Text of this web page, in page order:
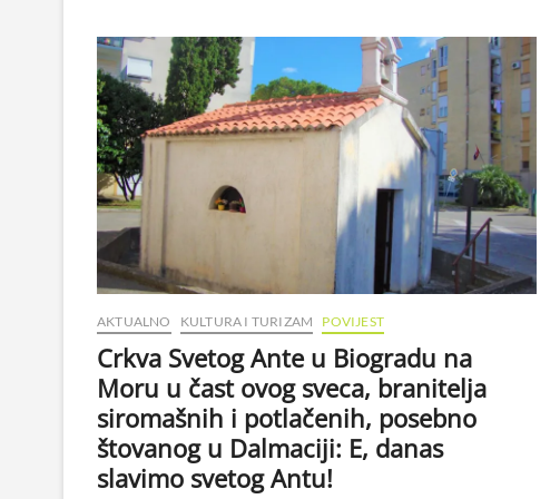
AKTUALNO KULTURA I TURIZAM POVIJEST
Crkva Svetog Ante u Biogradu na
Moru u čast ovog sveca, branitelja
siromašnih i potlačenih, posebno
štovanog u Dalmaciji: E, danas
slavimo svetog Antu!